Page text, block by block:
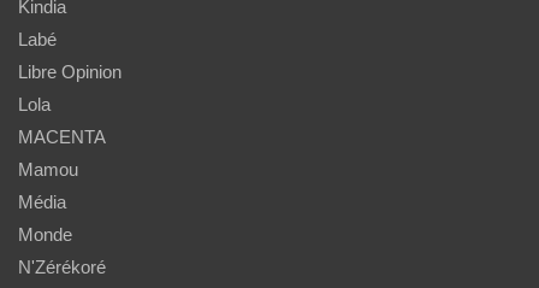
Kindia
Labé
Libre Opinion
Lola
MACENTA
Mamou
Média
Monde
N'Zérékoré